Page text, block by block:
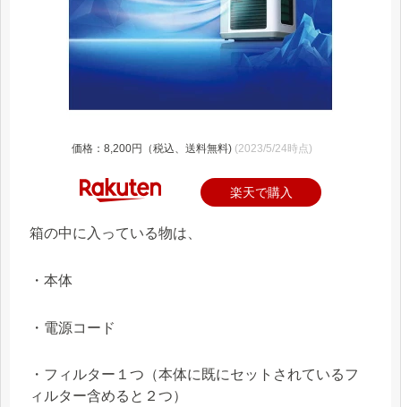
価格：8,200円（税込、送料無料) (2023/5/24時点)
楽天で購入
箱の中に入っている物は、
・本体
・電源コード
・フィルター１つ（本体に既にセットされているフ
ィルター含めると２つ）